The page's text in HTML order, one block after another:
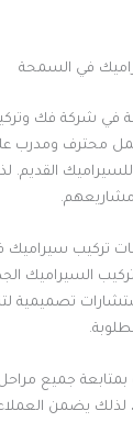
في السمحة
في شركة فك
محترف ومدرب
القديم.
تركيب سيراميك
السيراميك
تصميمية
بمتابعة جميع
يضمن العملاء